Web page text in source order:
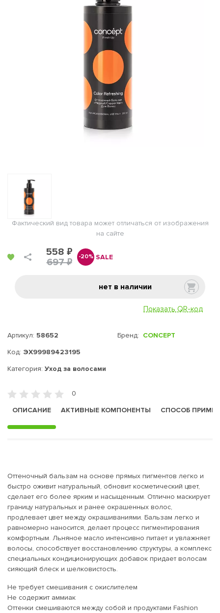
Фактический вид товара может отличаться от изображения
на сайте
558 ₽
697 ₽
-20% SALE
нет в наличии
Показать QR-код
Артикул: 58652
Код: ЭХ99989423195
Бренд: CONCEPT
Категория: Уход за волосами
0
ОПИСАНИЕ
АКТИВНЫЕ КОМПОНЕНТЫ СПОСОБ
Оттеночный бальзам на основе прямых пигментов легко и
быстро оживит натуральный, обновит косметический цвет,
сделает его более ярким и насыщенным. Отлично маскирует
границу натуральных и ранее окрашенных волос,
продлевает цвет между окрашиваниями. Бальзам легко и
равномерно наносится, делает процесс пигментирования
комфортным. Льняное масло интенсивно питает и увлажняет
волосы, способствует восстановлению структуры, а комплекс
специальных кондиционирующих добавок придает волосам
сияющий блеск и шелковистость.
Не требует смешивания с окислителем
Не содержит аммиак
Оттенки смешиваются между собой и продуктами Fashion